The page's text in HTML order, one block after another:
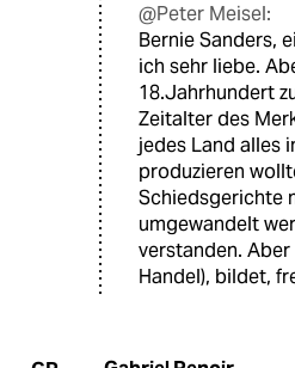
@Peter Meisel:
Bernie Sanders,
ich sehr liebe.
18.Jahrhundert
Zeitalter des
jedes Land alles
produzieren
Schiedsgerichte
umgewandelt
verstanden. Aber
Handel), bildet,